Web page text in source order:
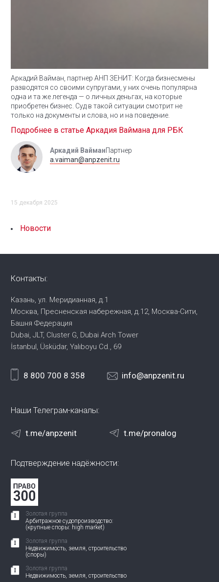
Аркадий Вайман, партнер АНП ЗЕНИТ: Когда бизнесмены
разводятся со своими супругами, у них очень популярна
одна и та же легенда — о личных деньгах, на которые
приобретен бизнес. Суд в такой ситуации смотрит не
только на документы и слова, но и на поведение.
Подробнее в статье Аркадия Ваймана для РБК
Аркадий ВайманПартнер
a.vaiman@anpzenit.ru
15 декабря 2025
Новости
Контакты:
Казань, ул. Меридианная, д.1
Москва, Пресненская набережная, д.12, Москва-Сити,
Башня Федерация
Dubai, JLT, Cluster G, Dubai Arch Tower
İstanbul, Üsküdar, Yalıboyu Cd., 69
8 800 700 8 358 info@anpzenit.ru
Наши Телеграм-каналы:
t.me/anpzenit t.me/pronalog
Подтверждение надёжности:
Золотая группа
Арбитражное судопроизводство:
(крупные споры: high market)
Золотая группа
Недвижимость, земля, строительство
(споры)
Золотая группа
Недвижимость, земля, строительство